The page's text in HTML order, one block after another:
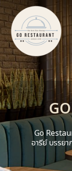
Go
อารีย์ บรรย